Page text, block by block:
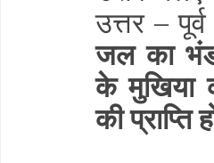
उत्तर –
जल का
के मुखिया
की प्राप्ति